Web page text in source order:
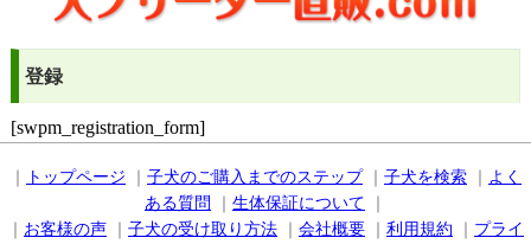
登録
[swpm_registration_form]
｜ トップページ ｜ 子犬のご購入までのステップ｜ 子犬を検索 ｜ よく
ある質問
｜ 生体保証について ｜
｜ お客様の声 ｜ 子犬の受け取り方法 ｜ 会社概要 ｜ 利用規約 ｜ プライ